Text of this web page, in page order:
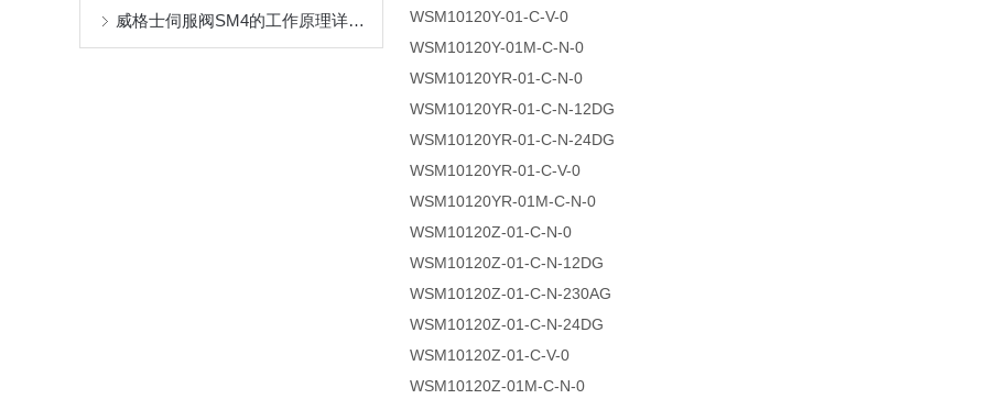
威格士伺服阀SM4的工作原理详细分析
WSM10120Y-01-C-V-0
WSM10120Y-01M-C-N-0
WSM10120YR-01-C-N-0
WSM10120YR-01-C-N-12DG
WSM10120YR-01-C-N-24DG
WSM10120YR-01-C-V-0
WSM10120YR-01M-C-N-0
WSM10120Z-01-C-N-0
WSM10120Z-01-C-N-12DG
WSM10120Z-01-C-N-230AG
WSM10120Z-01-C-N-24DG
WSM10120Z-01-C-V-0
WSM10120Z-01M-C-N-0